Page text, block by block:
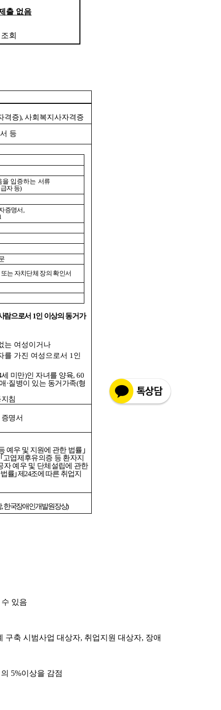
출 없음
회
격증), 사회복지사자격증
등
을 입증하는 서류
자 등)
증명서,
또는 자치단체 장의 확인서
람으로서 1인 이상의 동거가
는 여성이거나
를 가진 여성으로서 1 인
세 미만)인 자녀를 양육, 60
·질병이 있는 동거가족(형
침
명서
예우 및 지원에 관한 법률 ｣
｢ 고엽제후유의증 등 환자지
자 예우 및 단체설립에 관한
률｣제 24조에 따른 취업지
,한국장애인개발원장상)
있음
구축 시범사업 대상자, 취업지원 대상자, 장애
5%이상을 감점